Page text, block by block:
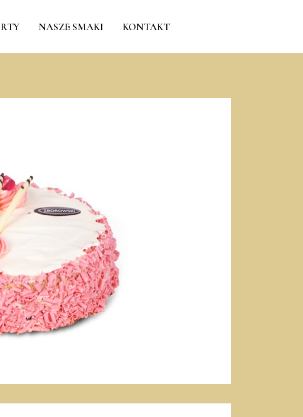
NASZE SMAKI KONTAKT